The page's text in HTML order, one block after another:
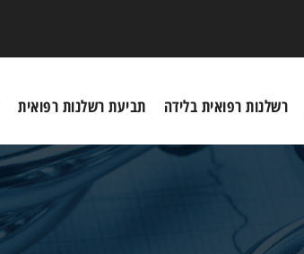
רשלנות רפואית בלידה תביעת רשלנות רפואית